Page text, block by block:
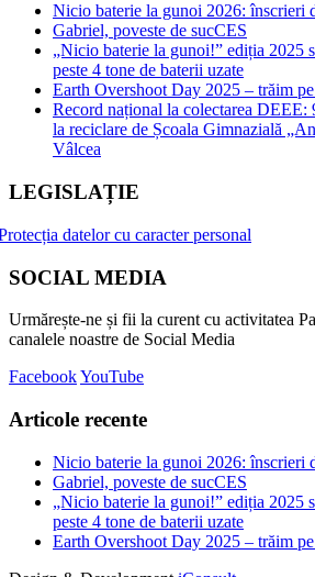
Nicio baterie la gunoi 2026: înscrieri
Gabriel, poveste de sucCES
„Nicio baterie la gunoi!” ediția 2025
peste 4 tone de baterii uzate
Earth Overshoot Day 2025 – trăim
Record național la colectarea DEEE:
la reciclare de Școala Gimnazială
Vâlcea
LEGISLAȚIE
datelor cu caracter personal
SOCIAL MEDIA
Urmărește-ne și fii la curent cu activitatea
canalele noastre de Social Media
FacebookYouTube
Articole recente
Nicio baterie la gunoi 2026: înscrieri
Gabriel, poveste de sucCES
„Nicio baterie la gunoi!” ediția 2025
peste 4 tone de baterii uzate
Earth Overshoot Day 2025 – trăim